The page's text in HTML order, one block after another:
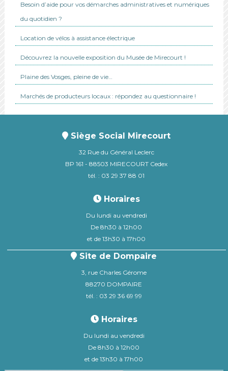
Besoin d’aide pour vos démarches administratives et numériques
du quotidien ?
Location de vélos à assistance électrique
Découvrez la nouvelle exposition du Musée de Mirecourt !
Plaine des Vosges, pleine de vie…
Marchés de producteurs locaux : répondez au questionnaire !
Siège Social Mirecourt
32 Rue du Général Leclerc
BP 161 - 88503 MIRECOURT Cedex
tél. : 03 29 37 88 01
Horaires
Du lundi au vendredi
De 8h30 à 12h00
et de 13h30 à 17h00
Site de Dompaire
3, rue Charles Gérome
88270 DOMPAIRE
tél. : 03 29 36 69 99
Horaires
Du lundi au vendredi
De 8h30 à 12h00
et de 13h30 à 17h00